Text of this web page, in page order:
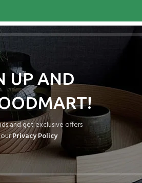
UP AND
and get exclusive offers
Privacy Policy